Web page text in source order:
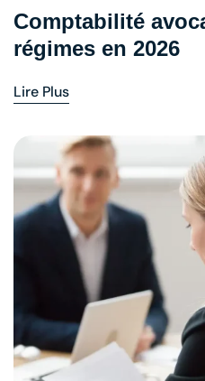
Comptabilité
régimes en 2026
Lire Plus